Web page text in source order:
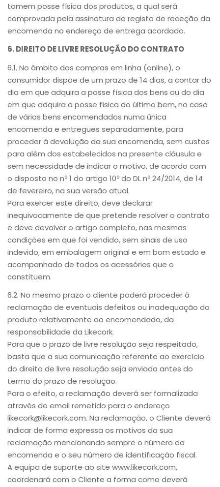
tomem posse física dos produtos, a qual será
comprovada pela assinatura do registo de receção da
encomenda no endereço de entrega acordado.
6. DIREITO DE LIVRE RESOLUÇÃO DO CONTRATO
6.1. No âmbito das compras em linha (online), o
consumidor dispõe de um prazo de 14 dias, a contar do
dia em que adquira a posse física dos bens ou do dia
em que adquira a posse física do último bem, no caso
de vários bens encomendados numa única
encomenda e entregues separadamente, para
proceder à devolução da sua encomenda, sem custos
para além dos estabelecidos na presente cláusula e
sem necessidade de indicar o motivo, de acordo com
o disposto no nº 1 do artigo 10º do DL nº 24/2014, de 14
de fevereiro, na sua versão atual.
Para exercer este direito, deve declarar
inequivocamente de que pretende resolver o contrato
e deve devolver o artigo completo, nas mesmas
condições em que foi vendido, sem sinais de uso
indevido, em embalagem original e em bom estado e
acompanhado de todos os acessórios que o
constituem.
6.2. No mesmo prazo o cliente poderá proceder à
reclamação de eventuais defeitos ou inadequação do
produto relativamente ao encomendado, da
responsabilidade da Likecork.
Para que o prazo de livre resolução seja respeitado,
basta que a sua comunicação referente ao exercício
do direito de livre resolução seja enviada antes do
termo do prazo de resolução.
Para o efeito, a reclamação deverá ser formalizada
através de email remetido para o endereço
likecork@likecork.com. Na reclamação, o Cliente deverá
indicar de forma expressa os motivos da sua
reclamação mencionando sempre o número da
encomenda e o seu número de identificação fiscal.
A equipa de suporte ao site www.likecork.com,
coordenará com o Cliente a forma como deverá